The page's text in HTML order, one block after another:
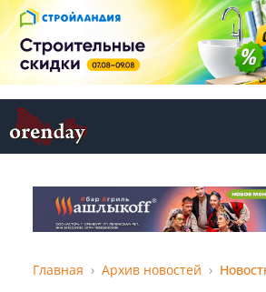
Главная Архив новостей